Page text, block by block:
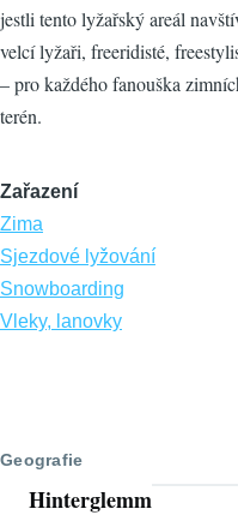
jestli tento lyžařský areál
velcí lyžaři, freeridisté,
– pro každého fanouška
terén.
Zařazení
Zima
Sjezdové lyžování
Snowboarding
Vleky, lanovky
Geografie
Hinterglemm